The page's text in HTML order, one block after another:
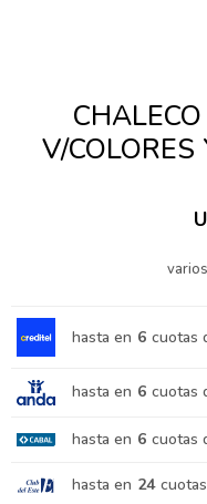
V/
hasta en 6 cuotas
hasta en 6 cuotas
hasta en 6 cuotas
hasta en 24